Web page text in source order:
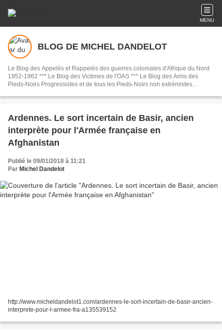
MENU
BLOG DE MICHEL DANDELOT
Le Blog des Appelés et Rappelés des guerres coloniales d'Afrique du Nord
1952-1962 *** Le Blog des Victimes de l'OAS *** Le Blog des Amis des
Pieds-Noirs Progressistes et de tous les Pieds-Noirs non extrémistes
Ardennes. Le sort incertain de Basir, ancien
interprète pour l'Armée française en
Afghanistan
Publié le 09/01/2018 à 11:21
Par Michel Dandelot
http://www.micheldandelot1.com/ardennes-le-sort-incertain-de-basir-ancien-
interprete-pour-l-armee-fra-a135539152